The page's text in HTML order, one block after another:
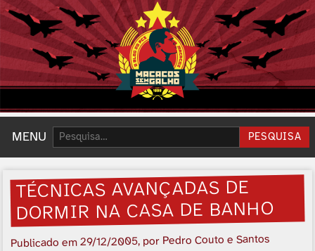
MENU Pesquisar: PESQUISA
TÉCNICAS AVANÇADAS DE
DORMIR NA CASA DE BANHO
Publicado em29/12/2005, por Pedro Couto e Santos